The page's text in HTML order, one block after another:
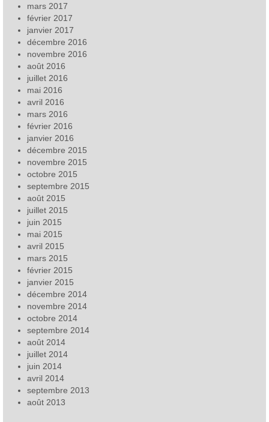
mars 2017
février 2017
janvier 2017
décembre 2016
novembre 2016
août 2016
juillet 2016
mai 2016
avril 2016
mars 2016
février 2016
janvier 2016
décembre 2015
novembre 2015
octobre 2015
septembre 2015
août 2015
juillet 2015
juin 2015
mai 2015
avril 2015
mars 2015
février 2015
janvier 2015
décembre 2014
novembre 2014
octobre 2014
septembre 2014
août 2014
juillet 2014
juin 2014
avril 2014
septembre 2013
août 2013